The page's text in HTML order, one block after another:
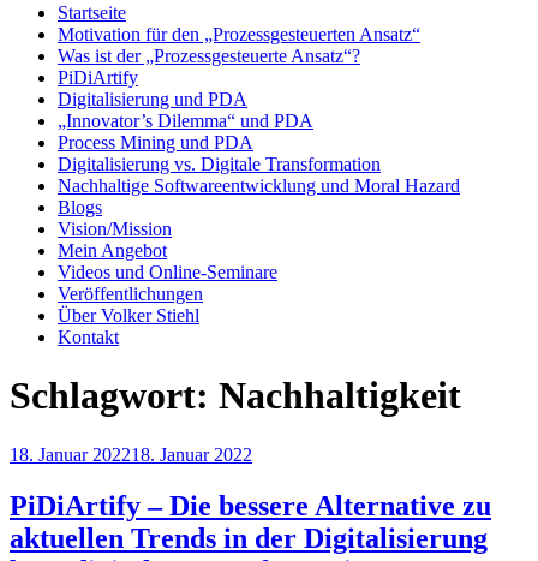
Startseite
Motivation für den „Prozessgesteuerten Ansatz“
Was ist der „Prozessgesteuerte Ansatz“?
PiDiArtify
Digitalisierung und PDA
„Innovator’s Dilemma“ und PDA
Process Mining und PDA
Digitalisierung vs. Digitale Transformation
Nachhaltige Softwareentwicklung und Moral Hazard
Blogs
Vision/Mission
Mein Angebot
Videos und Online-Seminare
Veröffentlichungen
Über Volker Stiehl
Kontakt
Schlagwort: Nachhaltigkeit
Veröffentlicht
18. Januar 202218. Januar 2022
PiDiArtify – Die bessere Alternative zu
aktuellen Trends in der Digitalisierung